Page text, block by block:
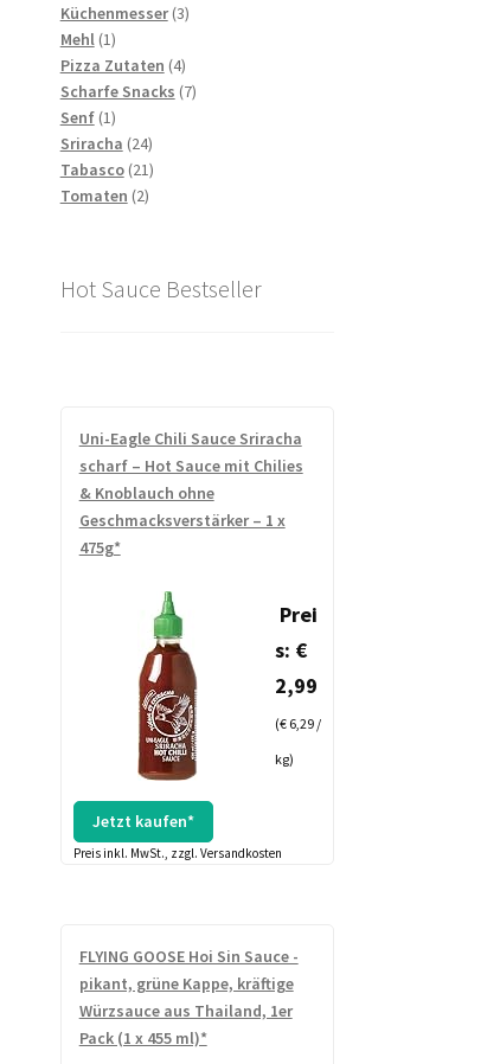
Produkte
Küchenmesser 33
Mehl 11
Produkt
Pizza Zutaten 44
Produkte
Scharfe Snacks 77
Senf 11
Produkt
Sriracha 2424
Produkte
Tabasco 2121
Produkte
Tomaten 22
Hot Sauce Bestseller
Uni-Eagle Chili Sauce Sriracha
scharf – Hot Sauce mit Chilies
& Knoblauch ohne
Geschmacksverstärker – 1 x
475g*
Prei
s: €
2,99
(€ 6,29 /
kg)
Jetzt kaufen*
Preis inkl. MwSt., zzgl. Versandkosten
FLYING GOOSE Hoi Sin Sauce -
pikant, grüne Kappe, kräftige
Würzsauce aus Thailand, 1er
Pack (1 x 455 ml)*